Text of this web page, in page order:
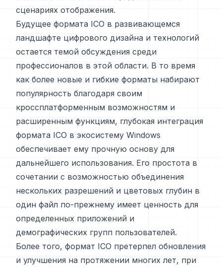
сценариях отображения.
Будущее формата ICO в развивающемся
ландшафте цифрового дизайна и технологий
остается темой обсуждения среди
профессионалов в этой области. В то время
как более новые и гибкие форматы набирают
популярность благодаря своим
кроссплатформенным возможностям и
расширенным функциям, глубокая интеграция
формата ICO в экосистему Windows
обеспечивает ему прочную основу для
дальнейшего использования. Его простота в
сочетании с возможностью объединения
нескольких разрешений и цветовых глубин в
один файл по-прежнему имеет ценность для
определенных приложений и
демографических групп пользователей.
Более того, формат ICO претерпел обновления
и улучшения на протяжении многих лет, при